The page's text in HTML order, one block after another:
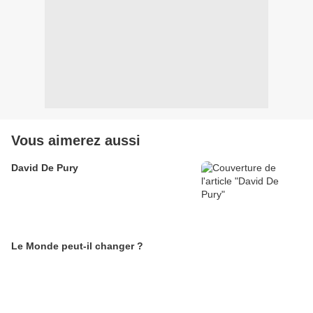
Vous aimerez aussi
David De Pury
Le Monde peut-il changer ?